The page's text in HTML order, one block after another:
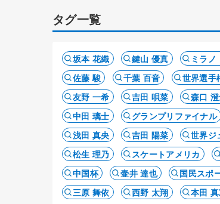
タグ一覧
坂本 花織 鍵山 優真 ミラ
佐藤 駿
千葉 百音 世界選手
友野 一希
吉田 唄菜 森口
中田 璃士
グランプリファイナル
浅田 真央
吉田 陽菜 世界ジ
松生 理乃
スケートアメリカ
中国杯
壷井 達也 国民スポ
三原 舞依
西野 太翔 本田